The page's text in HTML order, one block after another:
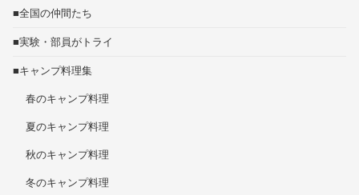
■全国の仲間たち
■実験・部員がトライ
■キャンプ料理集
春のキャンプ料理
夏のキャンプ料理
秋のキャンプ料理
冬のキャンプ料理